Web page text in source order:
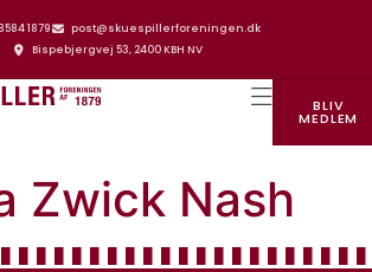
1879
post@skuespillerforeningen.dk
Bispebjergvej 53, 2400 KBH NV
BLIV
MEDLEM
Zwick Nash